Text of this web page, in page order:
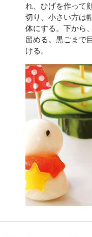
れ、ひげを作って
切り、小さい方は
体にする。下から
留める。黒ごまで
ける。